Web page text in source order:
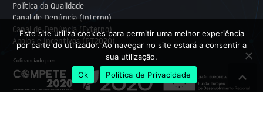
Política da Qualidade
Canal de Denúncia (Interno)
Canal de Denúncia (Externo)
Apoios e Incentivos (PT2020)
Este site utiliza cookies para permitir uma melhor experiência
por parte do utilizador. Ao navegar no site estará a consentir a
sua utilização.
Ok
Política de Privacidade